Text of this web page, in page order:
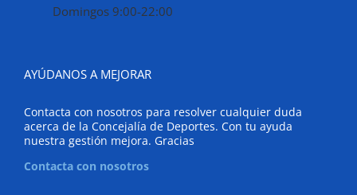
Domingos 9:00-22:00
AYÚDANOS A MEJORAR
Contacta con nosotros para resolver cualquier duda
acerca de la Concejalía de Deportes. Con tu ayuda
nuestra gestión mejora. Gracias
Contacta con nosotros